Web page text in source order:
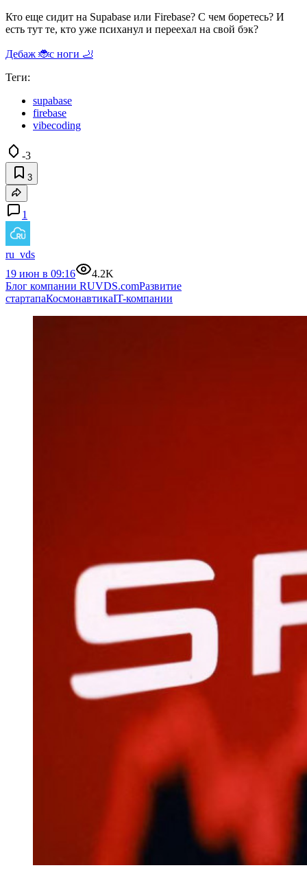
Кто еще сидит на Supabase или Firebase? С чем боретесь? И
есть тут те, кто уже психанул и переехал на свой бэк?
Дебаж 🐞с ноги 🦶
Теги:
supabase
firebase
vibecoding
-3
3
1
ru_vds
19 июн в 09:16
4.2K
Блог компании RUVDS.comРазвитие
стартапаКосмонавтикаIT-компании